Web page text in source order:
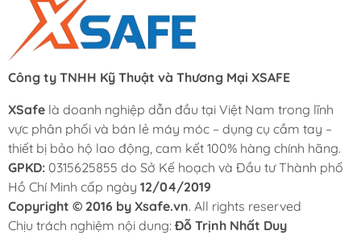
Công ty TNHH Kỹ Thuật và Thương Mại XSAFE
XSafe là doanh nghiệp dẫn đầu tại Việt Nam trong lĩnh
vực phân phối và bán lẻ máy móc – dụng cụ cầm tay –
thiết bị bảo hộ lao động, cam kết 100% hàng chính hãng.
GPKD: 0315625855 do Sở Kế hoạch và Đầu tư Thành phố
Hồ Chí Minh cấp ngày 12/04/2019
Copyright © 2016 by Xsafe.vn. All rights reserved
Chịu trách nghiệm nội dung: Đỗ Trịnh Nhất Duy